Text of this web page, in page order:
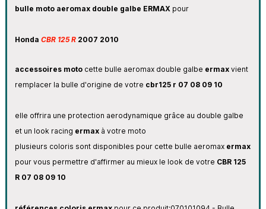
bulle moto aeromax double galbe ERMAX pour
Honda CBR 125 R2007 2010
accessoires motocette bulle aeromax double galbe ermaxvient
remplacer la bulle d'origine de votre cbr125 r 07 08 09 10
elle offrira une protection aerodynamique grâce au double galbe
et un look racing ermaxà votre moto
plusieurs coloris sont disponibles pour cette bulle aeromax ermax
pour vous permettre d'affirmer au mieux le look de votre CBR 125
R 07 08 09 10